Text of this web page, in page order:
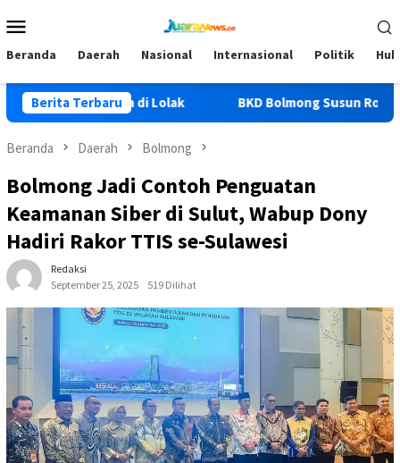
ke
Mobile
Beranda Daerah Nasional Internasional Politik
Berita Terbaru
Karhutla di Lolak BKD Bolmong Susun Roadmap
Beranda Daerah Bolmong
Bolmong Jadi Contoh Penguatan
Keamanan Siber di Sulut, Wabup Dony
Hadiri Rakor TTIS se-Sulawesi
Redaksi
September 25, 2025
519 Dilihat